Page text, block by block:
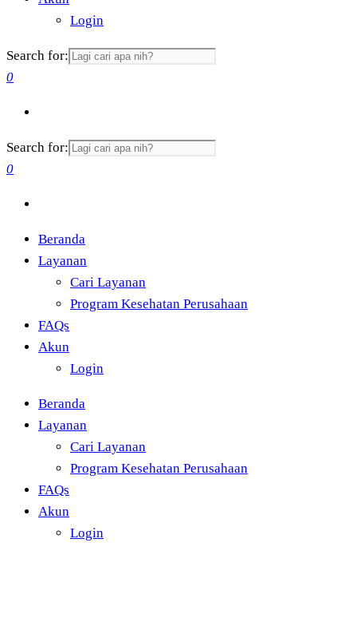
Login
Search for:
0
Search for:
0
Beranda
Layanan
Cari Layanan
Program Kesehatan Perusahaan
FAQs
Akun
Login
Beranda
Layanan
Cari Layanan
Program Kesehatan Perusahaan
FAQs
Akun
Login